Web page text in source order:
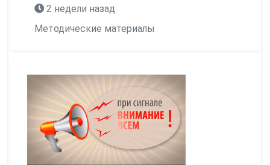
2 недели назад
Методические материалы